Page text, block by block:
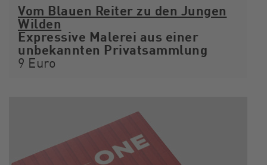
Vom Blauen Reiter zu den Jungen
Wilden
Expressive Malerei aus einer
unbekannten Privatsammlung
9 Euro